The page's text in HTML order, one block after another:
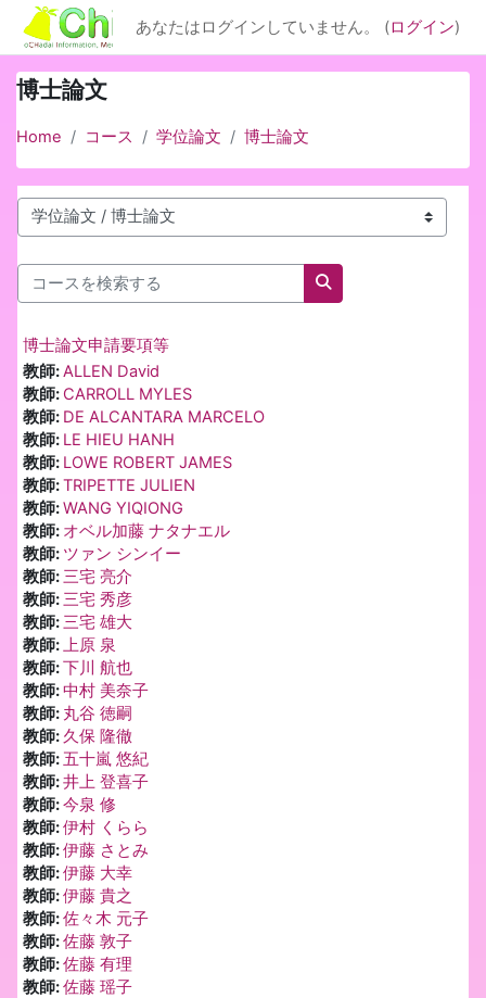
メインコンテンツへスキップする
あなたはログインしていません。 (ログイン)
博士論文
Home コース 学位論文 博士論文
コースカテゴリ
コースを検索する
コースを検索する
博士論文申請要項等
教師:ALLEN David
教師: CARROLL MYLES
教師: DE ALCANTARA MARCELO
教師: LE HIEU HANH
教師: LOWE ROBERT JAMES
教師:TRIPETTE JULIEN
教師:WANG YIQIONG
教師: オベル加藤 ナタナエル
教師: ツァン シンイー
教師:三宅 亮介
教師:三宅 秀彦
教師:三宅 雄大
教師:上原 泉
教師:下川 航也
教師:中村 美奈子
教師: 丸谷 徳嗣
教師: 久保 隆徹
教師:五十嵐 悠紀
教師:井上 登喜子
教師:今泉 修
教師:伊村 くらら
教師:伊藤 さとみ
教師:伊藤 大幸
教師:伊藤 貴之
教師:佐々木 元子
教師:佐藤 敦子
教師:佐藤 有理
教師:佐藤 瑶子